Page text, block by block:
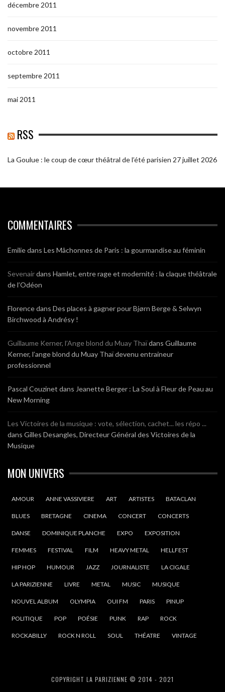
décembre 2011
novembre 2011
octobre 2011
septembre 2011
mai 2011
RSS
La Goulue : le coup de cœur théâtral de l’été parisien 27 juillet 2026
COMMENTAIRES
Emiliedans Les Mâchonnes de Paris : la gourmandise au féminin
Sevenairdans Hamlet, entre rage et modernité : la claque théâtrale
de l’Odéon
Florencedans Des places à gagner pour Bjørn Berge & Selwyn
Birchwood à Andrésy !
Guillaume Kerner, l’Ange blond du Muay Thaïdans Guillaume
Kerner, l’ange blond du Muay Thaï devenu entraineur
professionnel
Pascal Couzinet dans Jeanette Berger : La Soul à Fleur de Peau au
New Morning
Les Victoires de la musique : vote, sélection, cachet... les répo ...
dans Gilles Desangles, Directeur Général des Victoires de la
Musique
MON UNIVERS
AMOUR ANNE VASSIVIERE ART ARTISTES BATACLAN
BLUES BRETAGNE CINEMA CONCERT CONCERTS
DANSE DOMINIQUE PLANCHE EXPO EXPOSITION
FEMMES FESTIVAL FILM HEAVY METAL HELLFEST
HIP HOP HUMOUR JAZZ JOURNALISTE LA CIGALE
LA PARIZIENNE LIVRE METAL MUSIC MUSIQUE
NOUVEL ALBUM OLYMPIA OUI FM PARIS PINUP
POLITIQUE POP POÉSIE PUNK RAP ROCK
ROCKABILLY ROCK N ROLL SOUL THÉATRE VINTAGE
COPYRIGHT LA PARIZIENNE © 2014 - 2021